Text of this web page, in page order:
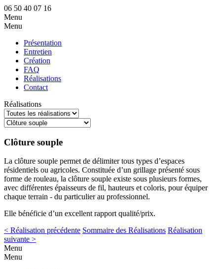
06 50 40 07 16
Menu
Menu
Présentation
Entretien
Création
FAQ
Réalisations
Contact
Réalisations
Clôture souple
La clôture souple permet de délimiter tous types d’espaces
résidentiels ou agricoles. Constituée d’un grillage présenté sous
forme de rouleau, la clôture souple existe sous plusieurs formes,
avec différentes épaisseurs de fil, hauteurs et coloris, pour équiper
chaque terrain - du particulier au professionnel.
Elle bénéficie d’un excellent rapport qualité/prix.
< Réalisation précédente Sommaire des Réalisations Réalisation
suivante >
Menu
Menu